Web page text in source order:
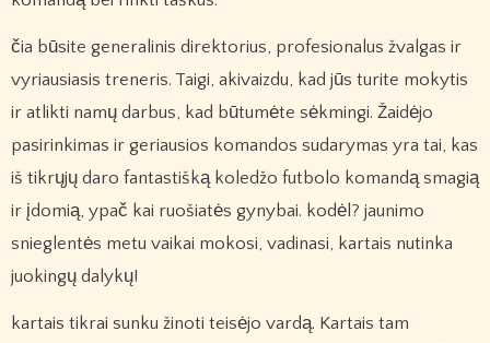
čia būsite generalinis direktorius, profesionalus žvalgas ir
vyriausiasis treneris. Taigi, akivaizdu, kad jūs turite mokytis
ir atlikti namų darbus, kad būtumėte sėkmingi. Žaidėjo
pasirinkimas ir geriausios komandos sudarymas yra tai, kas
iš tikrųjų daro fantastišką koledžo futbolo komandą smagią
ir įdomią, ypač kai ruošiatės gynybai. kodėl? jaunimo
snieglentės metu vaikai mokosi, vadinasi, kartais nutinka
juokingų dalykų!
kartais tikrai sunku žinoti teisėjo vardą. Kartais tam